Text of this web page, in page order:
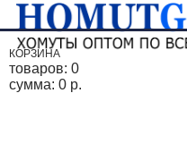
КОРЗИНА
товаров: 0
сумма: 0 р.